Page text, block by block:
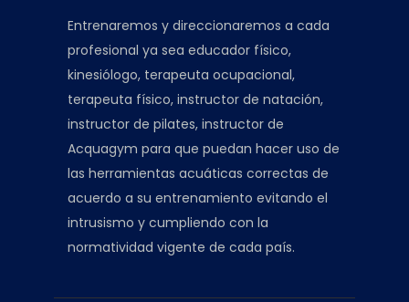
Entrenaremos y direccionaremos a cada
profesional ya sea educador físico,
kinesiólogo, terapeuta ocupacional,
terapeuta físico, instructor de natación,
instructor de pilates, instructor de
Acquagym para que puedan hacer uso de
las herramientas acuáticas correctas de
acuerdo a su entrenamiento evitando el
intrusismo y cumpliendo con la
normatividad vigente de cada país.